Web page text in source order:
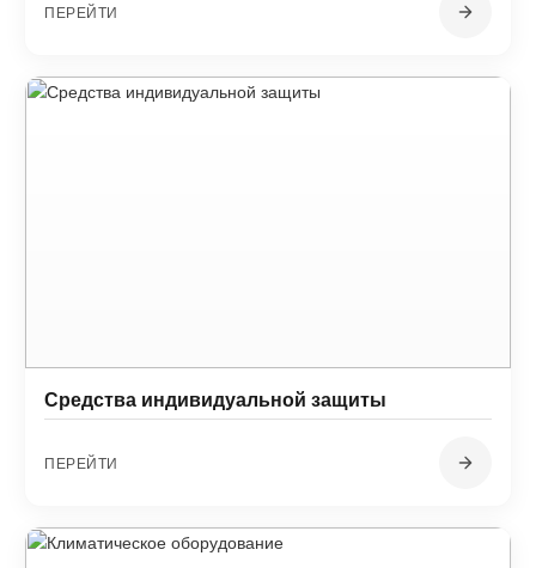
ПЕРЕЙТИ
Средства индивидуальной защиты
ПЕРЕЙТИ